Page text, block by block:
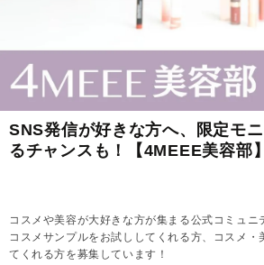
SNS発信が好きな方へ、限定モ
るチャンスも！【4MEEE美容部
コスメや美容が大好きな方が集まる公式コミュ
コスメサンプルをお試ししてくれる方、コスメ・
てくれる方を募集しています！